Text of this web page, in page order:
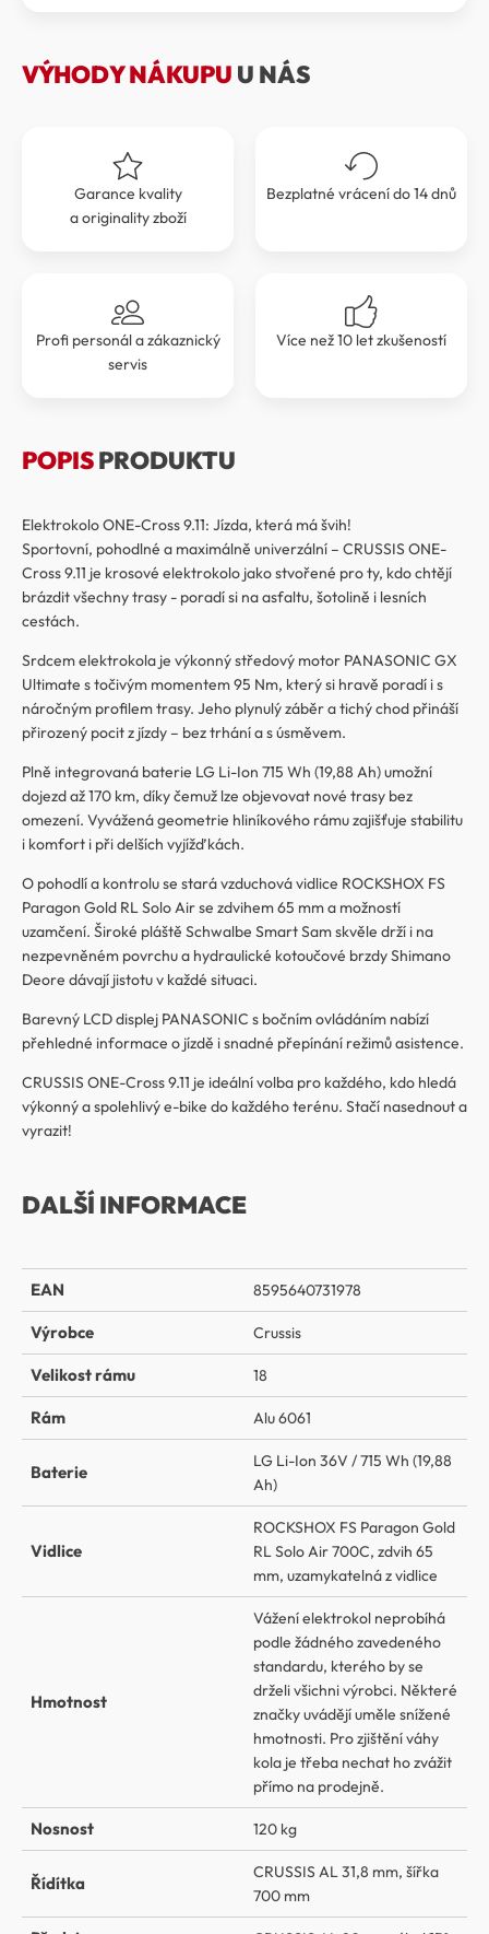
VÝHODY NÁKUPU U NÁS
Garance kvality
a originality zboží
Bezplatné vrácení do 14 dnů
Profi personál a zákaznický
servis
Více než 10 let zkušeností
POPISPRODUKTU
Elektrokolo ONE-Cross 9.11: Jízda, která má švih!
Sportovní, pohodlné a maximálně univerzální – CRUSSIS ONE-
Cross 9.11 je krosové elektrokolo jako stvořené pro ty, kdo chtějí
brázdit všechny trasy - poradí si na asfaltu, šotolině i lesních
cestách.
Srdcem elektrokola je výkonný středový motor PANASONIC GX
Ultimate s točivým momentem 95 Nm, který si hravě poradí i s
náročným profilem trasy. Jeho plynulý záběr a tichý chod přináší
přirozený pocit z jízdy – bez trhání a s úsměvem.
Plně integrovaná baterie LG Li-Ion 715 Wh (19,88 Ah) umožní
dojezd až 170 km, díky čemuž lze objevovat nové trasy bez
omezení. Vyvážená geometrie hliníkového rámu zajišťuje stabilitu
i komfort i při delších vyjížďkách.
O pohodlí a kontrolu se stará vzduchová vidlice ROCKSHOX FS
Paragon Gold RL Solo Air se zdvihem 65 mm a možností
uzamčení. Široké pláště Schwalbe Smart Sam skvěle drží i na
nezpevněném povrchu a hydraulické kotoučové brzdy Shimano
Deore dávají jistotu v každé situaci.
Barevný LCD displej PANASONIC s bočním ovládáním nabízí
přehledné informace o jízdě i snadné přepínání režimů asistence.
CRUSSIS ONE-Cross 9.11 je ideální volba pro každého, kdo hledá
výkonný a spolehlivý e-bike do každého terénu. Stačí nasednout a
vyrazit!
DALŠÍ INFORMACE
EAN 8595640731978
Výrobce Crussis
Velikost rámu 18
Rám Alu 6061
Baterie
LG Li-Ion 36V / 715 Wh (19,88
Ah)
Vidlice
ROCKSHOX FS Paragon Gold
RL Solo Air 700C, zdvih 65
mm, uzamykatelná z vidlice
Hmotnost
Vážení elektrokol neprobíhá
podle žádného zavedeného
standardu, kterého by se
drželi všichni výrobci. Některé
značky uvádějí uměle snížené
hmotnosti. Pro zjištění váhy
kola je třeba nechat ho zvážit
přímo na prodejně.
Nosnost 120 kg
Řídítka
CRUSSIS AL 31,8 mm, šířka
700 mm